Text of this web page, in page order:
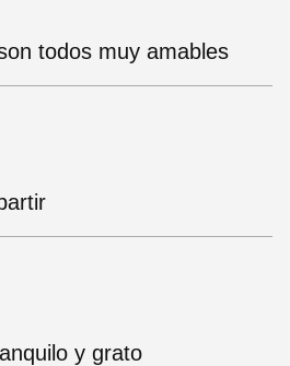
todos muy amables
y grato